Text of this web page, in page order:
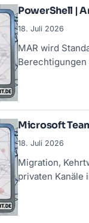
PowerShell |
MAR wird
18. Juli 2026
Microsoft
Migration,
privaten
18. Juli 2026